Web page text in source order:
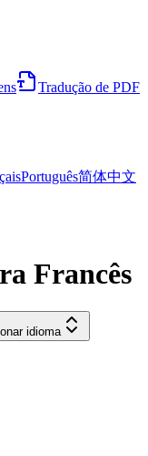
Tradução de PDF
Português简体中文
Francês
idioma